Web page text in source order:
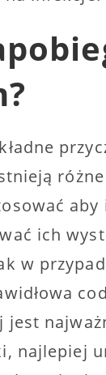
aby
ich
w
jest
najlepiej